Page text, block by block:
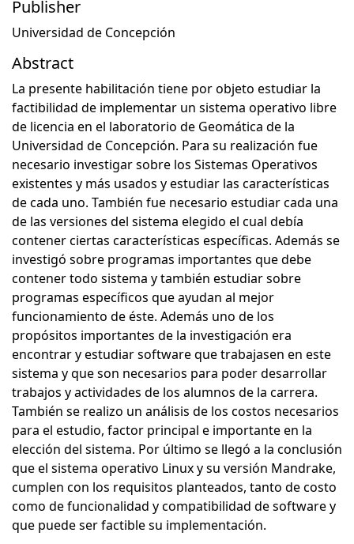
Publisher
Universidad de Concepción
Abstract
La presente habilitación tiene por objeto estudiar la
factibilidad de implementar un sistema operativo libre
de licencia en el laboratorio de Geomática de la
Universidad de Concepción. Para su realización fue
necesario investigar sobre los Sistemas Operativos
existentes y más usados y estudiar las características
de cada uno. También fue necesario estudiar cada una
de las versiones del sistema elegido el cual debía
contener ciertas características específicas. Además se
investigó sobre programas importantes que debe
contener todo sistema y también estudiar sobre
programas específicos que ayudan al mejor
funcionamiento de éste. Además uno de los
propósitos importantes de la investigación era
encontrar y estudiar software que trabajasen en este
sistema y que son necesarios para poder desarrollar
trabajos y actividades de los alumnos de la carrera.
También se realizo un análisis de los costos necesarios
para el estudio, factor principal e importante en la
elección del sistema. Por último se llegó a la conclusión
que el sistema operativo Linux y su versión Mandrake,
cumplen con los requisitos planteados, tanto de costo
como de funcionalidad y compatibilidad de software y
que puede ser factible su implementación.